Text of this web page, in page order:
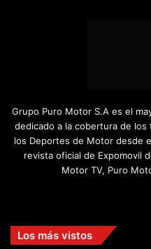
Grupo Puro Motor S.A es el
dedicado a la cobertura de
los Deportes de Motor desde
revista oficial de Expomovil
Motor TV, Puro
Los más vistos